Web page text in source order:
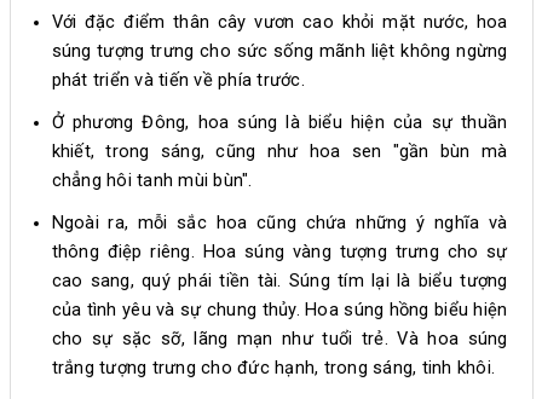
Với đặc điểm thân cây vươn cao khỏi mặt nước, hoa
súng tượng trưng cho sức sống mãnh liệt không ngừng
phát triển và tiến về phía trước.
Ở phương Đông, hoa súng là biểu hiện của sự thuần
khiết, trong sáng, cũng như hoa sen "gần bùn mà
chẳng hôi tanh mùi bùn".
Ngoài ra, mỗi sắc hoa cũng chứa những ý nghĩa và
thông điệp riêng. Hoa súng vàng tượng trưng cho sự
cao sang, quý phái tiền tài. Súng tím lại là biểu tượng
của tình yêu và sự chung thủy. Hoa súng hồng biểu hiện
cho sự sặc sỡ, lãng mạn như tuổi trẻ. Và hoa súng
trắng tượng trưng cho đức hạnh, trong sáng, tinh khôi.